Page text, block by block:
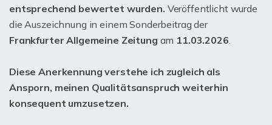
entsprechend bewertet wurden. Veröffentlicht wurde
die Auszeichnung in einem Sonderbeitrag der
Frankfurter Allgemeine Zeitung am 11.03.2026.
Diese Anerkennung verstehe ich zugleich als
Ansporn, meinen Qualitätsanspruch weiterhin
konsequent umzusetzen.